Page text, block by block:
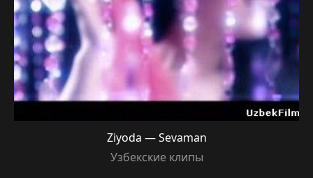
Ziyoda — Sevaman
Узбекские клипы